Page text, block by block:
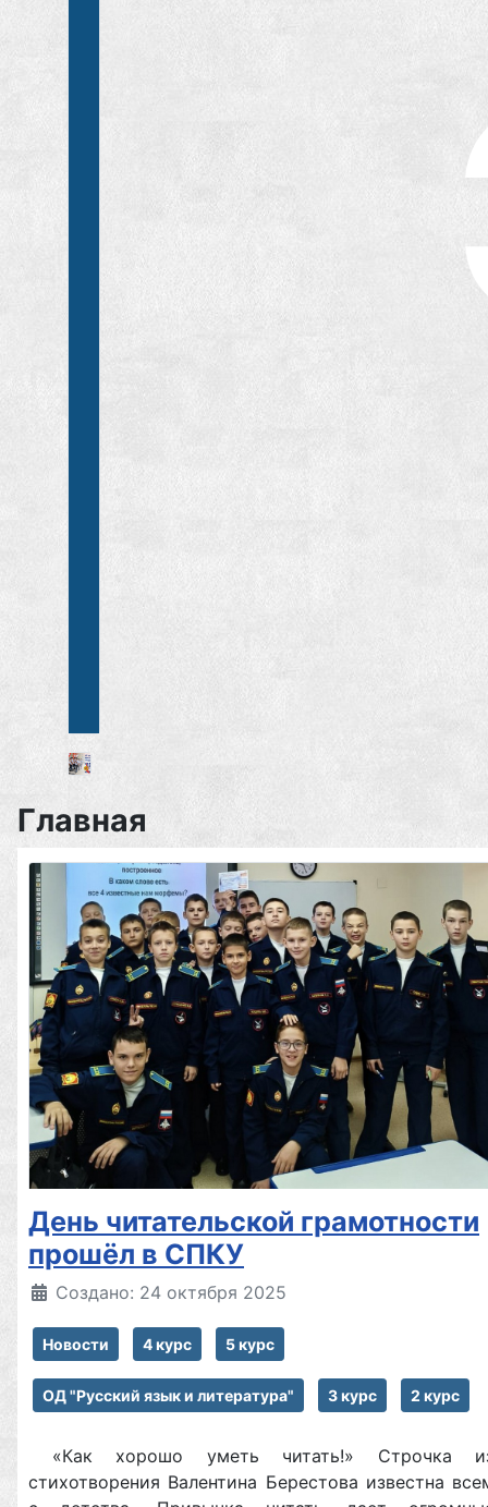
Главная
День читательской грамотности
прошёл в СПКУ
Создано: 24 октября 2025
Новости 4 курс 5 курс
ОД "Русский язык и литература" 3 курс 2 курс
«Как хорошо уметь читать!» Строчка
стихотворения Валентина Берестова известна